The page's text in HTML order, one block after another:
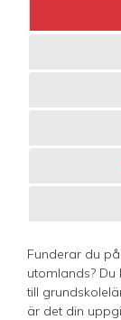
Funderar du
utomlands?
till
är det din